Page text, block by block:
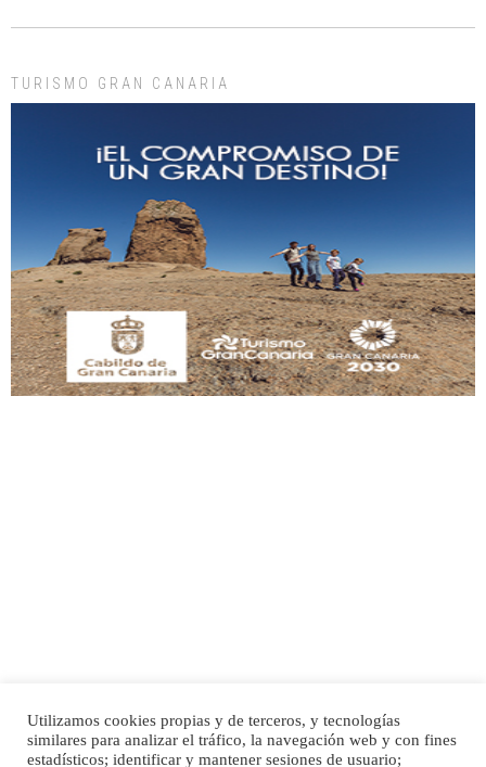
días, ella incluida...
Gato manso encontrado
Este gato macho ha aparecido en la calle hace menos de un mes, es muy
manso y extremadamente cari...
Leales.org » Gran Canaria | 9.7.2025
SHIBA PERDIDO AVDA JOSE MESA Y LOPEZ
PERRO MACHO RAZA SHIBA CON MICROCHIP PERDIDO HOY 06/07/2025 ZONA
TURISMO GRAN CANARIA
Utilizamos cookies propias y de terceros, y tecnologías
similares para analizar el tráfico, la navegación web y con fines
estadísticos; identificar y mantener sesiones de usuario;